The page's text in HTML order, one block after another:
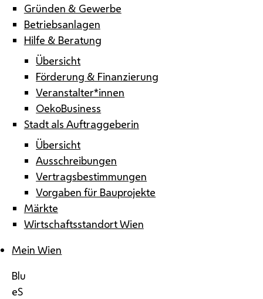
Gründen & Gewerbe
Betriebsanlagen
Hilfe & Beratung
Übersicht
Förderung & Finanzierung
Veranstalter*innen
OekoBusiness
Stadt als Auftraggeberin
Übersicht
Ausschreibungen
Vertragsbestimmungen
Vorgaben für Bauprojekte
Märkte
Wirtschaftsstandort Wien
Mein Wien
Blu
eS